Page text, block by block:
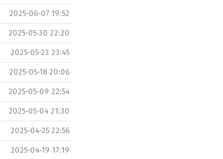
2025-06-07 19:52
2025-05-30 22:20
2025-05-23 23:45
2025-05-18 20:06
2025-05-09 22:54
2025-05-04 21:30
2025-04-25 22:56
2025-04-19 17:19